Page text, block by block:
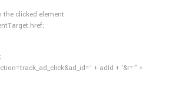
the clicked element
+ adId + ‘&r=” +